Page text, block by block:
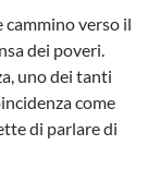
cammino verso il
dei poveri.
uno dei tanti
come
di parlare di